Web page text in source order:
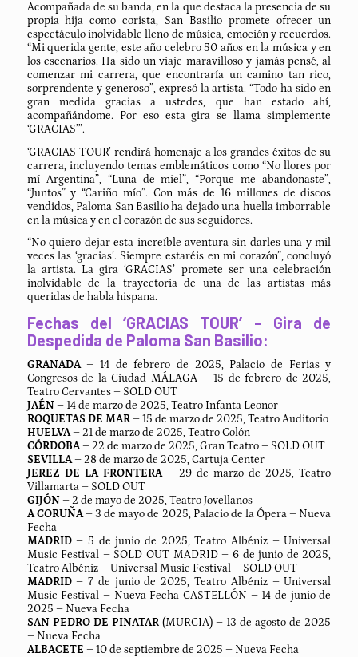
Acompañada de su banda, en la que destaca la presencia de su
propia hija como corista, San Basilio promete ofrecer un
espectáculo inolvidable lleno de música, emoción y recuerdos.
“Mi querida gente, este año celebro 50 años en la música y en
los escenarios. Ha sido un viaje maravilloso y jamás pensé, al
comenzar mi carrera, que encontraría un camino tan rico,
sorprendente y generoso”, expresó la artista. “Todo ha sido en
gran medida gracias a ustedes, que han estado ahí,
acompañándome. Por eso esta gira se llama simplemente
‘GRACIAS’”.
‘GRACIAS TOUR’ rendirá homenaje a los grandes éxitos de su
carrera, incluyendo temas emblemáticos como “No llores por
mí Argentina”, “Luna de miel”, “Porque me abandonaste”,
“Juntos” y “Cariño mío”. Con más de 16 millones de discos
vendidos, Paloma San Basilio ha dejado una huella imborrable
en la música y en el corazón de sus seguidores.
“No quiero dejar esta increíble aventura sin darles una y mil
veces las ‘gracias’. Siempre estaréis en mi corazón”, concluyó
la artista. La gira ‘GRACIAS’ promete ser una celebración
inolvidable de la trayectoria de una de las artistas más
queridas de habla hispana.
Fechas del ‘GRACIAS TOUR’ – Gira de
Despedida de Paloma San Basilio:
GRANADA– 14 de febrero de 2025, Palacio de Ferias y
Congresos de la Ciudad MÁLAGA – 15 de febrero de 2025,
Teatro Cervantes – SOLD OUT
JAÉN– 14 de marzo de 2025, Teatro Infanta Leonor
ROQUETAS DE MAR– 15 de marzo de 2025, Teatro Auditorio
HUELVA– 21 de marzo de 2025, Teatro Colón
CÓRDOBA– 22 de marzo de 2025, Gran Teatro – SOLD OUT
SEVILLA– 28 de marzo de 2025, Cartuja Center
JEREZ DE LA FRONTERA– 29 de marzo de 2025, Teatro
Villamarta – SOLD OUT
GIJÓN– 2 de mayo de 2025, Teatro Jovellanos
A CORUÑA– 3 de mayo de 2025, Palacio de la Ópera – Nueva
Fecha
MADRID– 5 de junio de 2025, Teatro Albéniz – Universal
Music Festival – SOLD OUT MADRID – 6 de junio de 2025,
Teatro Albéniz – Universal Music Festival – SOLD OUT
MADRID– 7 de junio de 2025, Teatro Albéniz – Universal
Music Festival – Nueva Fecha CASTELLÓN – 14 de junio de
2025 – Nueva Fecha
SAN PEDRO DE PINATAR(MURCIA) – 13 de agosto de 2025
– Nueva Fecha
ALBACETE – 10 de septiembre de 2025 – Nueva Fecha